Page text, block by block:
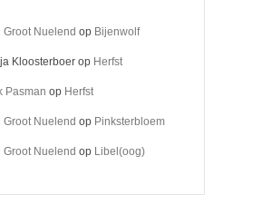
Groot Nuelend op Bijenwolf
Kloosterboer op Herfst
Pasman op Herfst
Groot Nuelend op Pinksterbloem
Groot Nuelend op Libel(oog)